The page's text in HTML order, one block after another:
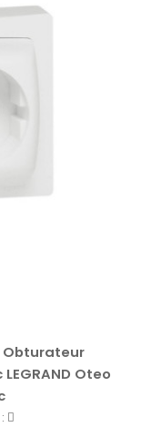
Obturateur
Oteo